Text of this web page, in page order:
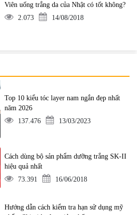
Viên uống trắng da của Nhật có tốt không?
2.073
14/08/2018
Top 10 kiểu tóc layer nam ngắn đẹp nhất
năm 2026
137.476
13/03/2023
Cách dùng bộ sản phẩm dưỡng trắng SK-II
hiệu quả nhất
73.391
16/06/2018
Hướng dẫn cách kiểm tra hạn sử dụng mỹ